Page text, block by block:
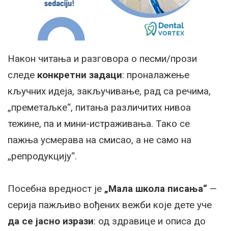
Након читања и разговора о песми/прози
следе конкретни задаци: проналажење
кључних идеја, закључивање, рад са речима,
„преметаљке“, питања различитих нивоа
тежине, па и мини-истраживања. Тако се
пажња усмерава на смисао, а не само на
„репродукцију“.
Посебна вредност је „Мала школа писања“ —
серија пажљиво вођених вежби које дете уче
да се јасно изрази: од здравице и описа до